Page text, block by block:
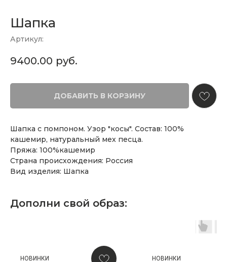
Шапка
Артикул:
9400.00 руб.
ДОБАВИТЬ В КОРЗИНУ
Шапка с помпоном. Узор "косы". Состав: 100%
кашемир, натуральный мех песца.
Пряжа: 100%кашемир
Страна происхождения: Россия
Вид изделия: Шапка
Дополни свой образ:
НОВИНКИ НОВИНКИ